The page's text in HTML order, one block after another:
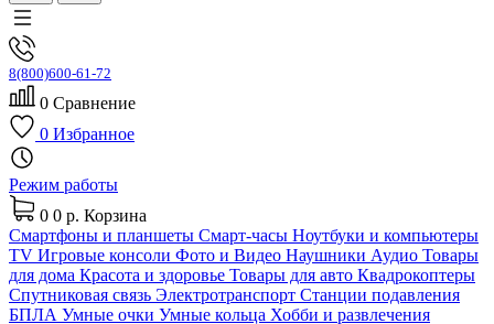
8(800)600-61-72
0 Сравнение
0 Избранное
Режим работы
0 0 р. Корзина
Смартфоны и планшеты Смарт-часы Ноутбуки и компьютеры
TV Игровые консоли Фото и Видео Наушники Аудио Товары
для дома Красота и здоровье Товары для авто Квадрокоптеры
Спутниковая связь Электротранспорт Станции подавления
БПЛА Умные очки Умные кольца Хобби и развлечения